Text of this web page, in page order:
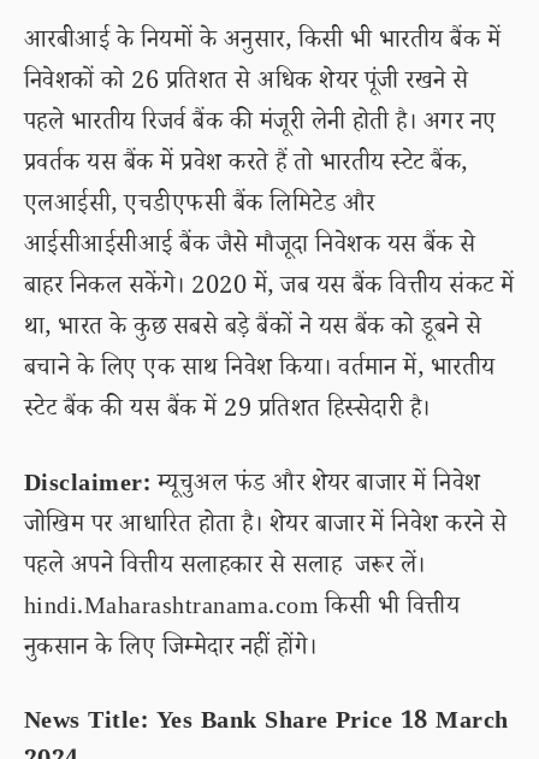
आरबीआई के नियमों के अनुसार, किसी भी भारतीय बैंक में
निवेशकों को 26 प्रतिशत से अधिक शेयर पूंजी रखने से
पहले भारतीय रिजर्व बैंक की मंजूरी लेनी होती है। अगर नए
प्रवर्तक यस बैंक में प्रवेश करते हैं तो भारतीय स्टेट बैंक,
एलआईसी, एचडीएफसी बैंक लिमिटेड और
आईसीआईसीआई बैंक जैसे मौजूदा निवेशक यस बैंक से
बाहर निकल सकेंगे। 2020 में, जब यस बैंक वित्तीय संकट में
था, भारत के कुछ सबसे बड़े बैंकों ने यस बैंक को डूबने से
बचाने के लिए एक साथ निवेश किया। वर्तमान में, भारतीय
स्टेट बैंक की यस बैंक में 29 प्रतिशत हिस्सेदारी है।
Disclaimer:म्यूचुअल फंड और शेयर बाजार में निवेश
जोखिम पर आधारित होता है। शेयर बाजार में निवेश करने से
पहले अपने वित्तीय सलाहकार से सलाह जरूर लें।
hindi.Maharashtranama.com किसी भी वित्तीय
नुकसान के लिए जिम्मेदार नहीं होंगे।
News Title: Yes Bank Share Price 18 March